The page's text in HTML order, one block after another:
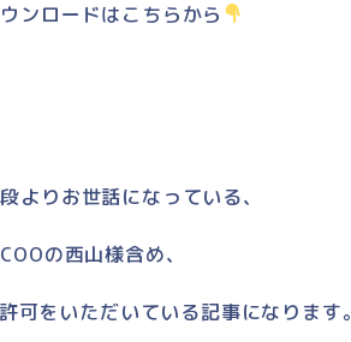
ンロードはこちらから
よりお世話になっている、
の西山様含め、
可を いただいている記事になります。